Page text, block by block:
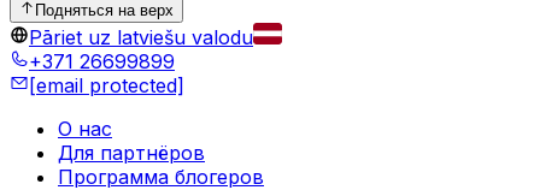
Подняться на верх
Pāriet uz latviešu valodu
+371 26699899
[email protected]
О нас
Для партнёров
Программа блогеров